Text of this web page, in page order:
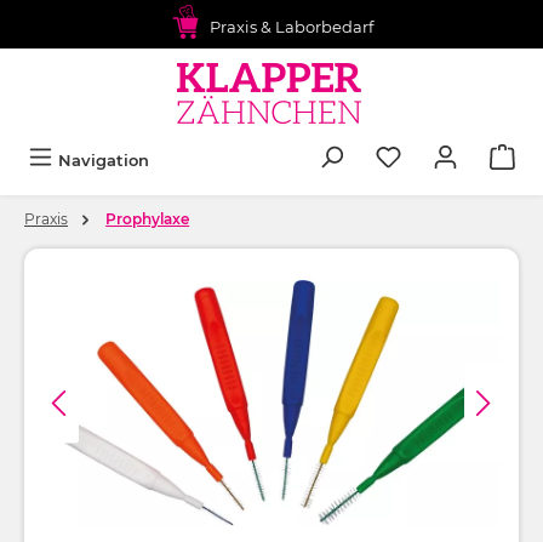
Praxis & Laborbedarf
Navigation
Praxis Prophylaxe